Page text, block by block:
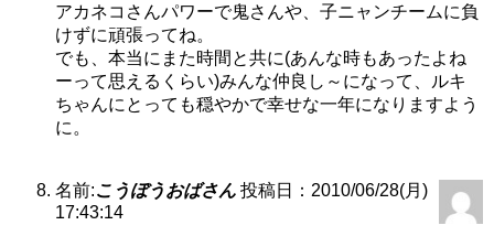
アカネコさんパワーで鬼さんや、子ニャンチームに負
けずに頑張ってね。
でも、本当にまた時間と共に(あんな時もあったよね
ーって思えるくらい)みんな仲良し～になって、ルキ
ちゃんにとっても穏やかで幸せな一年になりますよう
に。
名前:こうぼうおばさん 投稿日：2010/06/28(月)
17:43:14